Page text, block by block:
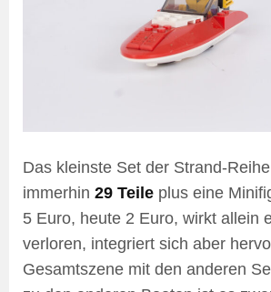
Das kleinste Set der Strand-
immerhin 29 Teile plus eine
5 Euro, heute 2 Euro, wirkt allein
verloren, integriert sich aber
Gesamtszene mit den anderen